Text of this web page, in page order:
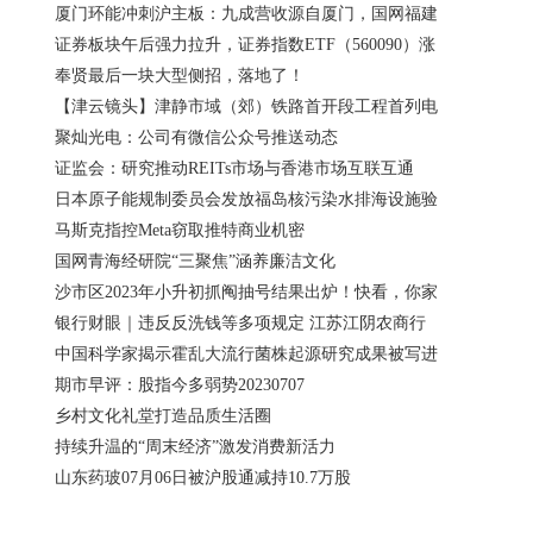
厦门环能冲刺沪主板：九成营收源自厦门，国网福建
证券板块午后强力拉升，证券指数ETF（560090）涨
奉贤最后一块大型侧招，落地了！
【津云镜头】津静市域（郊）铁路首开段工程首列电
聚灿光电：公司有微信公众号推送动态
证监会：研究推动REITs市场与香港市场互联互通
日本原子能规制委员会发放福岛核污染水排海设施验
马斯克指控Meta窃取推特商业机密
国网青海经研院“三聚焦”涵养廉洁文化
沙市区2023年小升初抓阄抽号结果出炉！快看，你家
银行财眼｜违反反洗钱等多项规定 江苏江阴农商行
中国科学家揭示霍乱大流行菌株起源研究成果被写进
期市早评：股指今多弱势20230707
乡村文化礼堂打造品质生活圈
持续升温的“周末经济”激发消费新活力
山东药玻07月06日被沪股通减持10.7万股